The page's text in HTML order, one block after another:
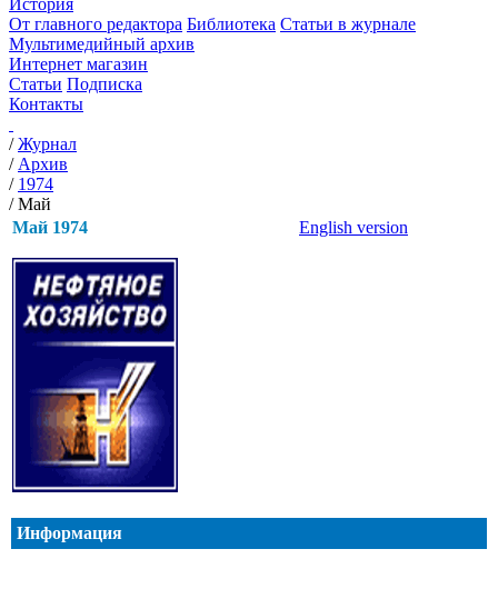
История
От главного редактора Библиотека Статьи в журнале
Мультимедийный архив
Интернет магазин
Статьи Подписка
Контакты
/Журнал
/ Архив
/ 1974
/Май
Май 1974
English version
Информация